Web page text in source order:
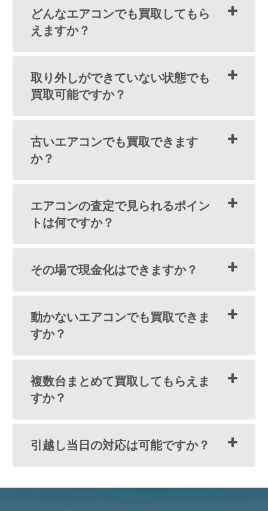
どんなエアコンでも買取してもら
えますか？
取り外しができていない状態でも
買取可能ですか？
古いエアコンでも買取できます
か？
エアコンの査定で見られるポイン
トは何ですか？
その場で現金化はできますか？
動かないエアコンでも買取できま
すか？
複数台まとめて買取してもらえま
すか？
引越し当日の対応は可能ですか？